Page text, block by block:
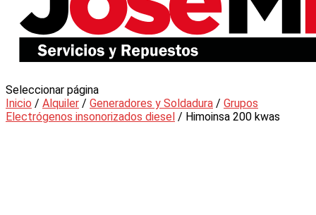
Seleccionar página
Inicio / Alquiler / Generadores y Soldadura / Grupos
Electrógenos insonorizados diesel / Himoinsa 200 kwas